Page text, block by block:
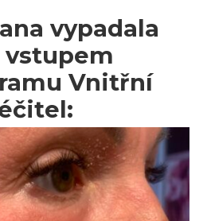
vypadala
vstupem
Vnitřní